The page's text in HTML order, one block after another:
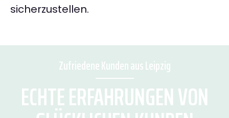
sicherzustellen.
Zufriedene Kunden aus Leipzig
ECHTE ERFAHRUNGEN VON